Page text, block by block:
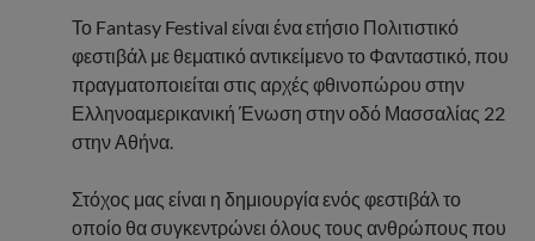
Το Fantasy Festival είναι ένα ετήσιο Πολιτιστικό
φεστιβάλ με θεματικό αντικείμενο το Φανταστικό, που
πραγματοποιείται στις αρχές φθινοπώρου στην
Ελληνοαμερικανική Ένωση στην οδό Μασσαλίας 22
στην Αθήνα.
Στόχος μας είναι η δημιουργία ενός φεστιβάλ το
οποίο θα συγκεντρώνει όλους τους ανθρώπους που